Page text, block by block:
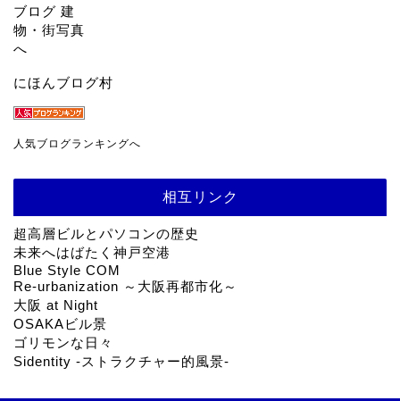
にほんブログ村
人気ブログランキングへ
相互リンク
超高層ビルとパソコンの歴史
未来へはばたく神戸空港
Blue Style COM
Re-urbanization ～大阪再都市化～
大阪 at Night
OSAKAビル景
ゴリモンな日々
Sidentity -ストラクチャー的風景-